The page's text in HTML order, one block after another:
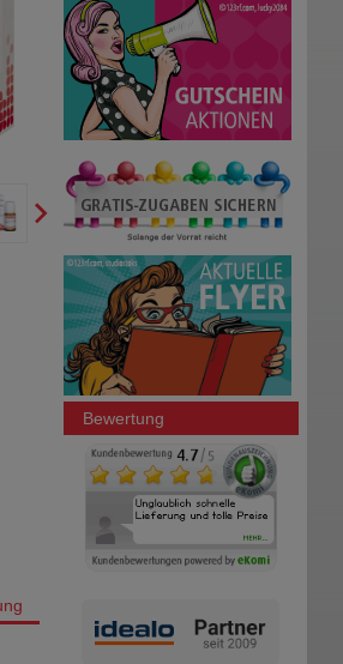
Bewertung